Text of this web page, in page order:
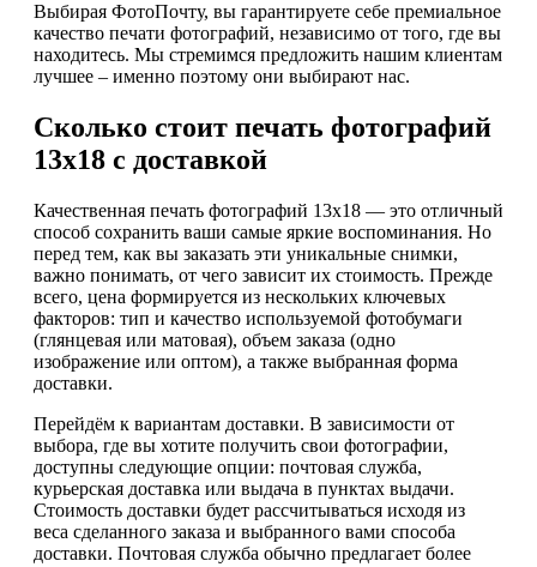
Выбирая ФотоПочту, вы гарантируете себе премиальное
качество печати фотографий, независимо от того, где вы
находитесь. Мы стремимся предложить нашим клиентам
лучшее – именно поэтому они выбирают нас.
Сколько стоит печать фотографий
13х18 с доставкой
Качественная печать фотографий 13х18 — это отличный
способ сохранить ваши самые яркие воспоминания. Но
перед тем, как вы заказать эти уникальные снимки,
важно понимать, от чего зависит их стоимость. Прежде
всего, цена формируется из нескольких ключевых
факторов: тип и качество используемой фотобумаги
(глянцевая или матовая), объем заказа (одно
изображение или оптом), а также выбранная форма
доставки.
Перейдём к вариантам доставки. В зависимости от
выбора, где вы хотите получить свои фотографии,
доступны следующие опции: почтовая служба,
курьерская доставка или выдача в пунктах выдачи.
Стоимость доставки будет рассчитываться исходя из
веса сделанного заказа и выбранного вами способа
доставки. Почтовая служба обычно предлагает более